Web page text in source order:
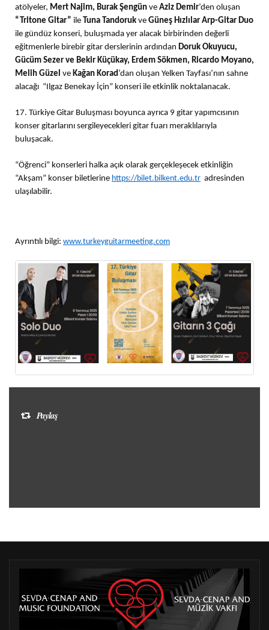
atölyeler, Mert Najim, Burak Şengün ve Aziz Demir’den oluşan
“Tritone Gitar” ile Tuna Tandoruk ve Güneş Hızlılar Arp-Gitar Duo
ile gündüz konseri, buluşmada yer alacak birbirinden değerli
eğitmenlerle birebir gitar derslerinin ardından Doruk Okuyucu,
Gücüm Sezer ve Bekir Küçükay, Erdem Sökmen, Ricardo Moyano,
Melih Güzel ve Kağan Korad’dan oluşan Yelken Tayfası’nın sahne
alacağı “Ilgaz Benekay İçin” konseri ile etkinlik noktalanacak.
17. Türkiye Gitar Buluşması boyunca ayrıca 9 gitar yapımcısının
konser gitarlarını sergileyecekleri gitar fuarı meraklılarıyla
buluşacak.
“Öğrenci” konserleri halka açık olarak gerçekleşecek etkinliğin
“Akşam” konser biletlerine https://bilet.bilkent.edu.tr adresinden
ulaşılabilir.
Ayrıntılı bilgi: www.turkeyguitarmeeting.com
Paylaş